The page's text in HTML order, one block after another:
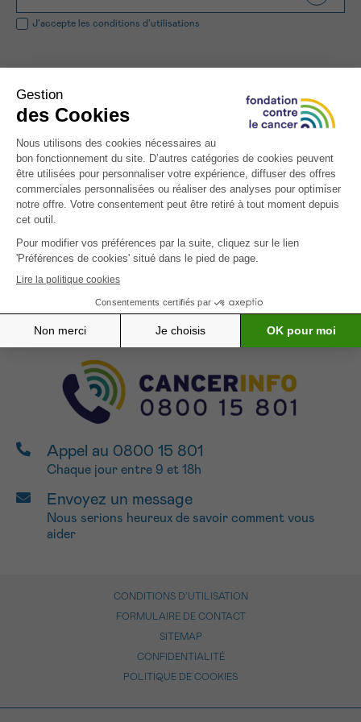
J’accepte les conditions d’utilisations
Je souhaite être rappelé.e
NOM
PRÉNOM
E-MAIL
VOTRE QUESTION
Je souhaite recevoir la Newsletter
J’accepte les
*CHAMP OBLIGATOIRE
Envoyer
16h-18h
Qui sommes-nous ?
Lexique
Comment nous soutenir
Appel au 0800 15 801
Chaque jour entre 9 et 18h
Envoyez un message
Nous serions heureux de savoir comment vous
aider
CONDITIONS D’UTILISATION
FORMULAIRE DE CONTACT
SITEMAP
CONFIDENTIALITÉ
POLITIQUE DE COOKIES